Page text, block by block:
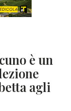
è un
agli